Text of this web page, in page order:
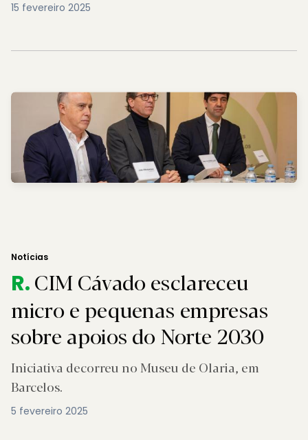
15 fevereiro 2025
Notícias
R.CIM Cávado esclareceu
micro e pequenas empresas
sobre apoios do Norte 2030
Iniciativa decorreu no Museu de Olaria, em
Barcelos.
5 fevereiro 2025